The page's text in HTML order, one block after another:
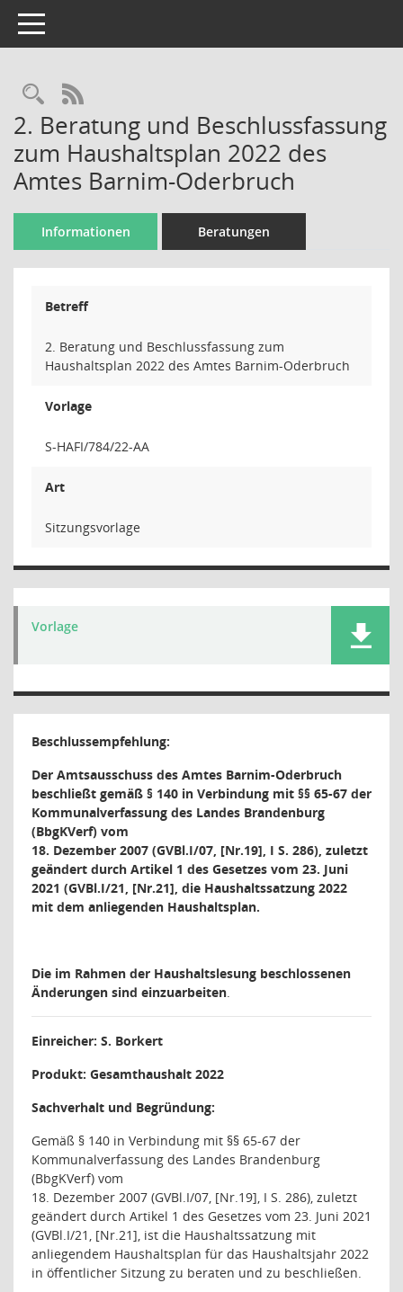
Toggle navigation
Rechercheauswahl
RSS-Feed
2. Beratung und Beschlussfassung
zum Haushaltsplan 2022 des
Amtes Barnim-Oderbruch
Informationen Beratungen
Betreff
2. Beratung und Beschlussfassung zum
Haushaltsplan 2022 des Amtes Barnim-Oderbruch
Vorlage
S-HAFI/784/22-AA
Art
Sitzungsvorlage
Vorlage
Beschlussempfehlung:
Der Amtsausschuss des Amtes Barnim-Oderbruch
beschließt gemäß § 140 in Verbindung mit §§ 65-67 der
Kommunalverfassung des Landes Brandenburg
(BbgKVerf) vom
18. Dezember 2007 (GVBl.I/07, [Nr.19], I S. 286), zuletzt
geändert durch Artikel 1 des Gesetzes vom 23. Juni
2021 (GVBl.I/21, [Nr.21], die Haushaltssatzung 2022
mit dem anliegenden Haushaltsplan.
Die im Rahmen der Haushaltslesung beschlossenen
Änderungen sind einzuarbeiten.
Einreicher: S. Borkert
Produkt: Gesamthaushalt 2022
Sachverhalt und Begründung:
Gemäß § 140 in Verbindung mit §§ 65-67 der
Kommunalverfassung des Landes Brandenburg
(BbgKVerf) vom
18. Dezember 2007 (GVBl.I/07, [Nr.19], I S. 286), zuletzt
geändert durch Artikel 1 des Gesetzes vom 23. Juni 2021
(GVBl.I/21, [Nr.21], ist die Haushaltssatzung mit
anliegendem Haushaltsplan für das Haushaltsjahr 2022
in öffentlicher Sitzung zu beraten und zu beschließen.